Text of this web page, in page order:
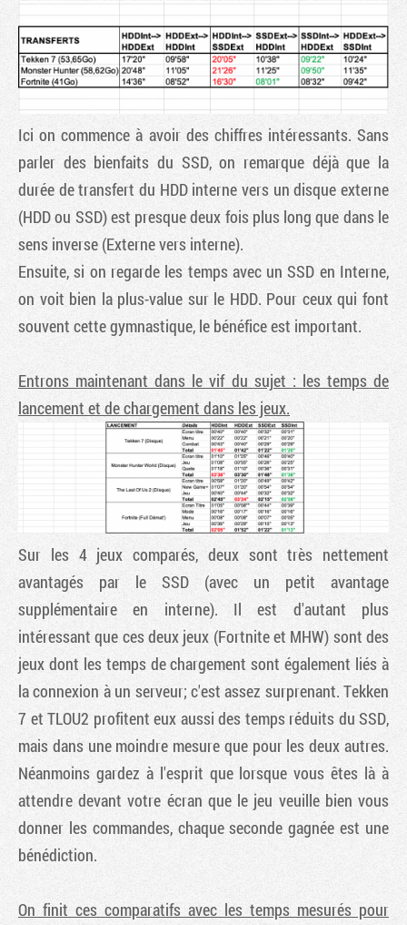
Ici on commence à avoir des chiffres intéressants. Sans
parler des bienfaits du SSD, on remarque déjà que la
durée de transfert du HDD interne vers un disque externe
(HDD ou SSD) est presque deux fois plus long que dans le
sens inverse (Externe vers interne).
Ensuite, si on regarde les temps avec un SSD en Interne,
on voit bien la plus-value sur le HDD. Pour ceux qui font
souvent cette gymnastique, le bénéfice est important.
Entrons maintenant dans le vif du sujet : les temps de
lancement et de chargement dans les jeux.
Sur les 4 jeux comparés, deux sont très nettement
avantagés par le SSD (avec un petit avantage
supplémentaire en interne). Il est d'autant plus
intéressant que ces deux jeux (Fortnite et MHW) sont des
jeux dont les temps de chargement sont également liés à
la connexion à un serveur; c'est assez surprenant. Tekken
7 et TLOU2 profitent eux aussi des temps réduits du SSD,
mais dans une moindre mesure que pour les deux autres.
Néanmoins gardez à l'esprit que lorsque vous êtes là à
attendre devant votre écran que le jeu veuille bien vous
donner les commandes, chaque seconde gagnée est une
bénédiction.
On finit ces comparatifs avec les temps mesurés pour